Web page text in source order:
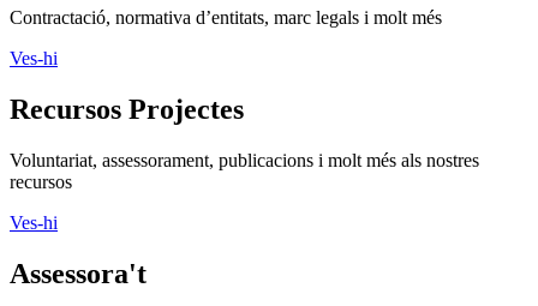
Contractació, normativa d’entitats, marc legals i molt més
Ves-hi
Recursos Projectes
Voluntariat, assessorament, publicacions i molt més als nostres
recursos
Ves-hi
Assessora't